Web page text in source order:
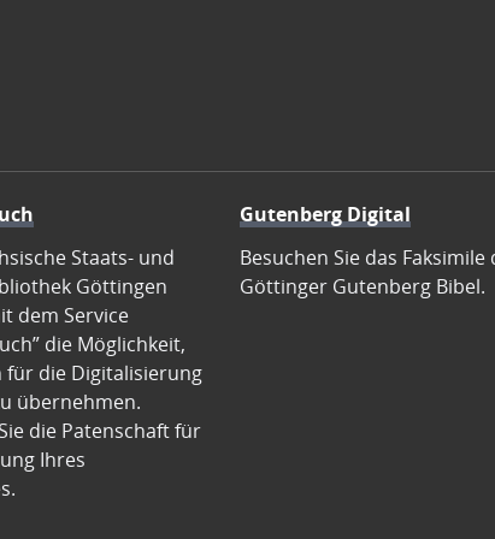
Staats- und
Göttingen
dem Service
die Möglichkeit,
für die Digitalisierung
übernehmen.
die Patenschaft für
Ihres
Gutenberg Digital
Besuchen Sie das Faksimile
Göttinger Gutenberg Bibel.